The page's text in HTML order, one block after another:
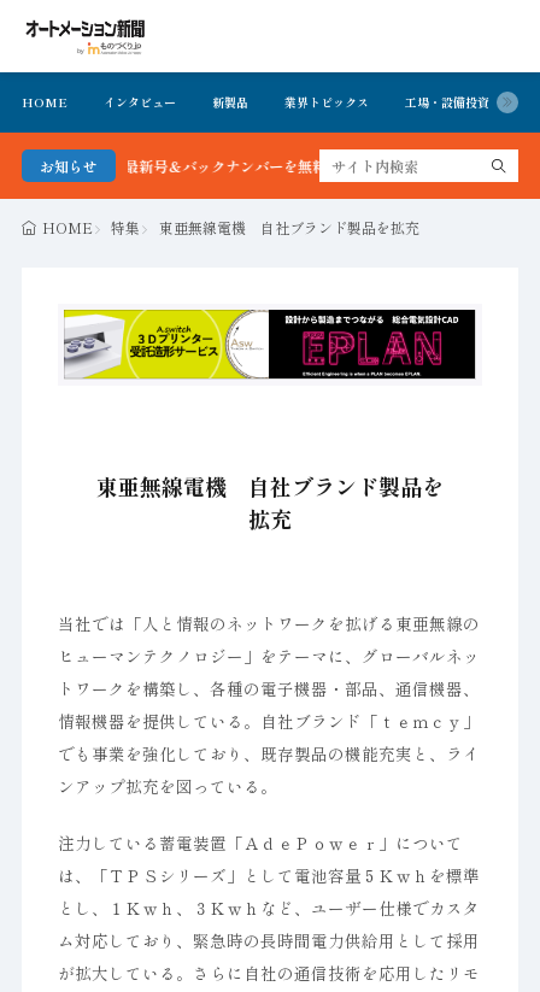
HOME インタビュー 新製品 業界トピックス 工場・設備投資
お知らせ
ン新聞 最新号＆バックナンバーを無料で公開中 詳細はこちら
HOME 特集 東亜無線電機 自社ブランド製品を拡充
東亜無線電機 自社ブランド製品を
拡充
当社では「人と情報のネットワークを拡げる東亜無線の
ヒューマンテクノロジー」をテーマに、グローバルネッ
トワークを構築し、各種の電子機器・部品、通信機器、
情報機器を提供している。自社ブランド「ｔｅｍｃｙ」
でも事業を強化しており、既存製品の機能充実と、ライ
ンアップ拡充を図っている。
注力している蓄電装置「ＡｄｅＰｏｗｅｒ」について
は、「ＴＰＳシリーズ」として電池容量５Ｋｗｈを標準
とし、１Ｋｗｈ、３Ｋｗｈなど、ユーザー仕様でカスタ
ム対応しており、緊急時の長時間電力供給用として採用
が拡大している。さらに自社の通信技術を応用したリモ